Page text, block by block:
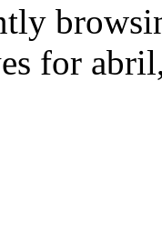
for